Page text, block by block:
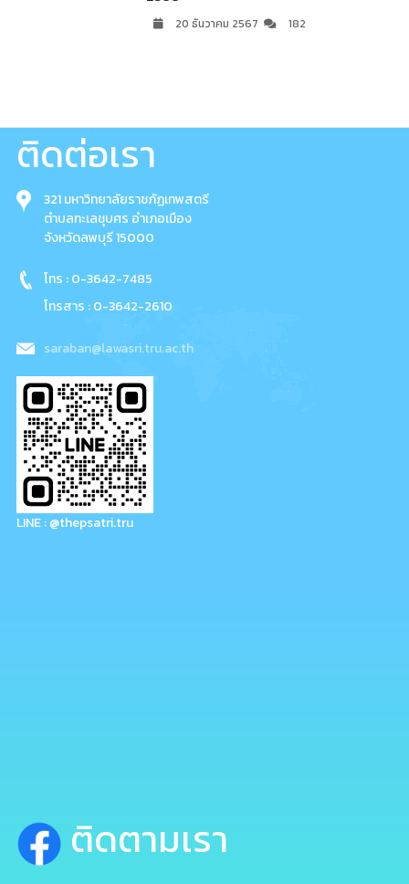
20 ธันวาคม 2567 182
ติดต่อเรา
321 มหาวิทยาลัยราชภัฏเทพสตรี
ตำบลทะเลชุบศร อำเภอเมือง
จังหวัดลพบุรี 15000
โทร : 0-3642-7485
โทรสาร : 0-3642-2610
saraban@lawasri.tru.ac.th
LINE : @thepsatri.tru
ติดตามเรา